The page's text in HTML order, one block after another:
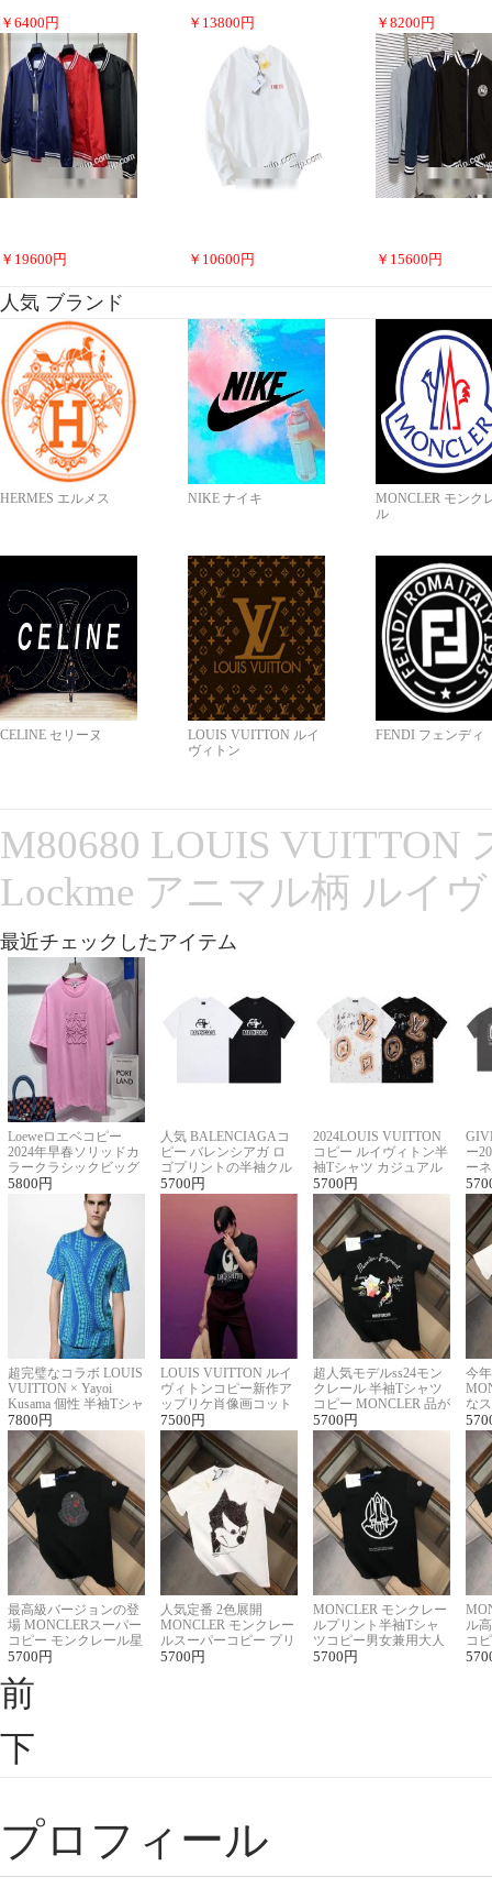
￥ 6400 円 ￥ 13800 円 ￥ 8200 円
￥ 19600 円 ￥ 10600 円 ￥ 15600 円
人気 ブランド
HERMES エルメス NIKE ナイキ
MONCLER モンク
ル
CELINE セリーヌ
LOUIS VUITTON ルイ
ヴィトン
FENDI フェンディ
M80680 LOUIS VUITTON
Lockme アニマル柄 ルイ
最近チェックしたアイテム
Loeweロエベコピー
2024年早春ソリッドカ
ラークラシックビッグ
ロゴ刺繍Tシャツ
5800 円
人気 BALENCIAGAコ
ピー バレンシアガ ロ
ゴプリントの半袖クル
ーネックTシャツ
5700 円
2024LOUIS VUITTON
コピー ルイヴィトン半
袖Tシャツ カジュアル
に馴染む 2色展開
5700 円
ー
ー
ー
超完璧なコラボ LOUIS
VUITTON × Yayoi
Kusama 個性 半袖Tシャ
ツコピー男女兼用
7800 円
LOUIS VUITTON ルイ
ヴィトンコピー新作ア
ップリケ肖像画コット
ンニット半袖Tシャツ
7500 円
超人気モデルss24モン
クレール 半袖Tシャツ
コピー MONCLER 品が
良く見た目
5700 円
今
な
ル
最高級バージョンの登
場 MONCLERスーパー
コピー モンクレール星
座半袖Tシャツ
5700 円
人気定番 2色展開
MONCLER モンクレー
ルスーパーコピー プリ
ント半袖Tシャツ
5700 円
MONCLER モンクレー
ルプリント半袖Tシャ
ツコピー男女兼用大人
可愛い春夏コーデ
5700 円
ル
コ
ィ
前
下
プロフィール